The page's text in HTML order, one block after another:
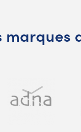
marques